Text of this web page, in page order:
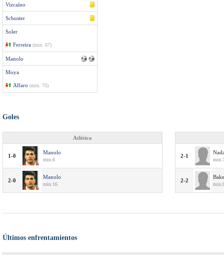
Vizcaíno
Schuster
Soler
Ferreira (min. 67)
Manolo
Moya
Alfaro (min. 75)
Goles
Atlético
1-0
Manolo
min.6
2-0
Manolo
min.16
2-1
2-2
Últimos enfrentamientos